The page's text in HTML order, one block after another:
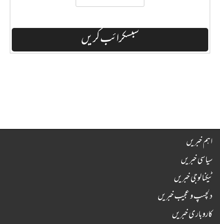
اہم خبریں
سیاسی خبریں
ٹیکنالوجی خبریں
دلچسپ و عجیب خبریں
کاروباری خبریں